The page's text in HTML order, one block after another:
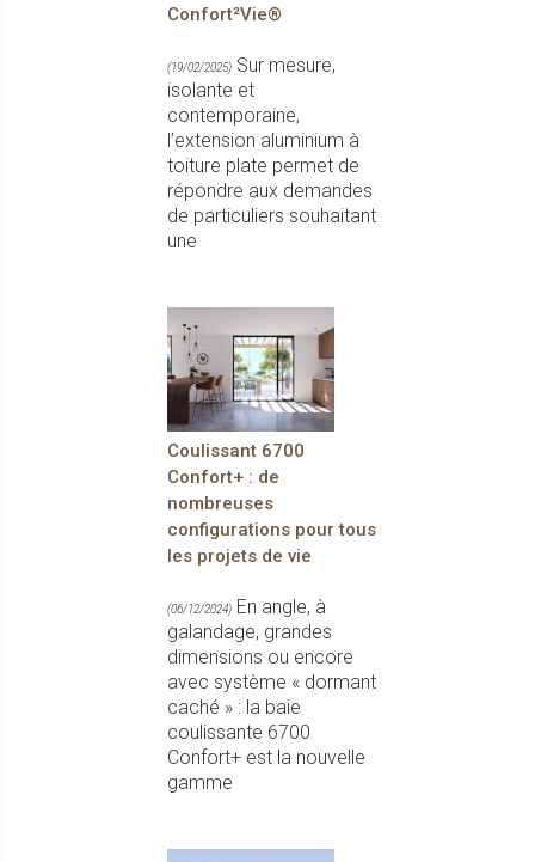
Confort²Vie®
(19/02/2025) Sur mesure,
isolante et
contemporaine,
l’extension aluminium à
toiture plate permet de
répondre aux demandes
de particuliers souhaitant
une
Coulissant 6700
Confort+ : de
nombreuses
configurations pour tous
les projets de vie
(06/12/2024) En angle, à
galandage, grandes
dimensions ou encore
avec système « dormant
caché » : la baie
coulissante 6700
Confort+ est la nouvelle
gamme